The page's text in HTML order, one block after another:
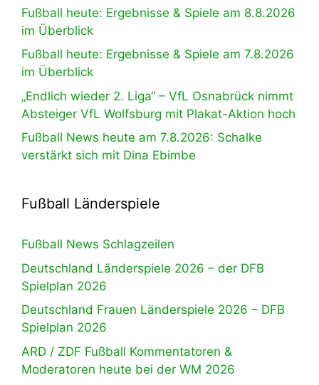
Fußball heute: Ergebnisse & Spiele am 8.8.2026
im Überblick
Fußball heute: Ergebnisse & Spiele am 7.8.2026
im Überblick
„Endlich wieder 2. Liga“ – VfL Osnabrück nimmt
Absteiger VfL Wolfsburg mit Plakat-Aktion hoch
Fußball News heute am 7.8.2026: Schalke
verstärkt sich mit Dina Ebimbe
Fußball Länderspiele
Fußball News Schlagzeilen
Deutschland Länderspiele 2026 – der DFB
Spielplan 2026
Deutschland Frauen Länderspiele 2026 – DFB
Spielplan 2026
ARD / ZDF Fußball Kommentatoren &
Moderatoren heute bei der WM 2026